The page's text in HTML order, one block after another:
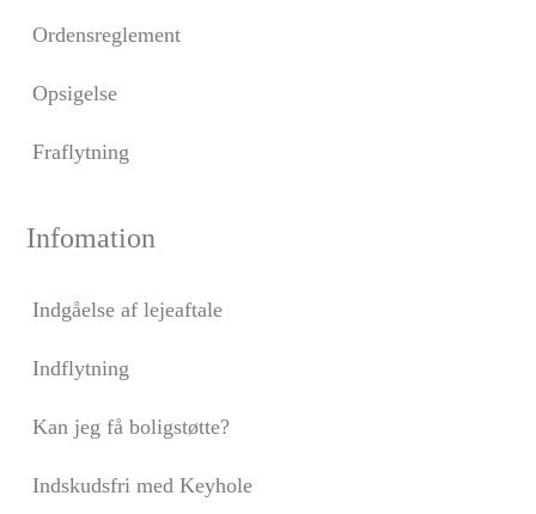
Ordensreglement
Opsigelse
Fraflytning
Infomation
Indgåelse af lejeaftale
Indflytning
Kan jeg få boligstøtte?
Indskudsfri med Keyhole